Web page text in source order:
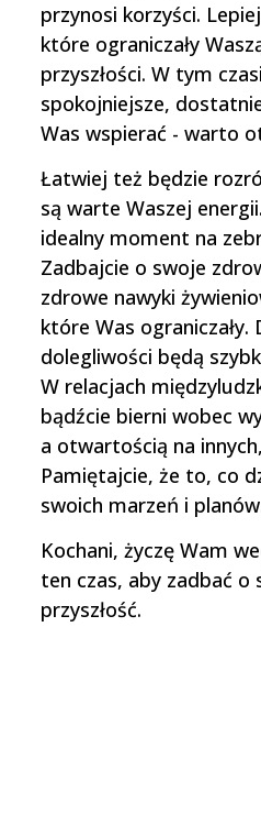
przynosi korzyści.
które ograniczały
przyszłości. W tym
spokojniejsze,
Was wspierać - warto
Łatwiej też będzie
są warte Waszej
idealny moment na
Zadbajcie o swoje
zdrowe nawyki
które Was
dolegliwości będą
W relacjach
bądźcie bierni wobec
a otwartością na
Pamiętajcie, że to, co
swoich marzeń i
Kochani, życzę Wam
ten czas, aby zadbać o
przyszłość.